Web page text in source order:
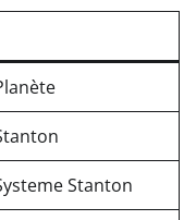
Stanton